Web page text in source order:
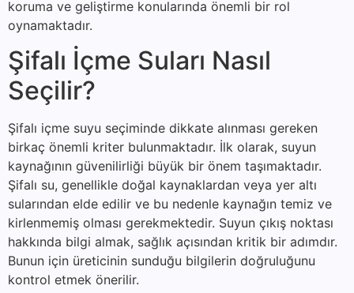
koruma ve geliştirme konularında önemli bir rol
oynamaktadır.
Şifalı İçme Suları Nasıl
Seçilir?
Şifalı içme suyu seçiminde dikkate alınması gereken
birkaç önemli kriter bulunmaktadır. İlk olarak, suyun
kaynağının güvenilirliği büyük bir önem taşımaktadır.
Şifalı su, genellikle doğal kaynaklardan veya yer altı
sularından elde edilir ve bu nedenle kaynağın temiz ve
kirlenmemiş olması gerekmektedir. Suyun çıkış noktası
hakkında bilgi almak, sağlık açısından kritik bir adımdır.
Bunun için üreticinin sunduğu bilgilerin doğruluğunu
kontrol etmek önerilir.